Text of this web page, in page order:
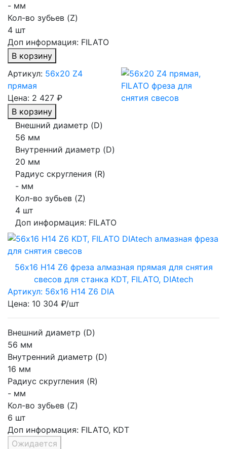
- мм
Кол-во зубьев (Z)
4 шт
Доп информация: FILATO
В корзину
Артикул: 56х20 Z4
прямая
Цена: 2 427 ₽
В корзину
Внешний диаметр (D)
56 мм
Внутренний диаметр (D)
20 мм
Радиус скругления (R)
- мм
Кол-во зубьев (Z)
4 шт
Доп информация: FILATO
56х16 H14 Z6 фреза алмазная прямая для снятия
свесов для станка KDT, FILATO, DIAtech
Артикул: 56х16 H14 Z6 DIA
Цена: 10 304 ₽/шт
Внешний диаметр (D)
56 мм
Внутренний диаметр (D)
16 мм
Радиус скругления (R)
- мм
Кол-во зубьев (Z)
6 шт
Доп информация: FILATO, KDT
Ожидается